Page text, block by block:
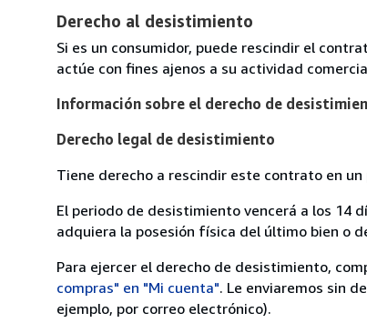
Derecho al desistimiento
Si es un consumidor, puede rescindir el
actúe con fines ajenos a su actividad
Información sobre el derecho de
Derecho legal de desistimiento
Tiene derecho a rescindir este contrato en
El periodo de desistimiento vencerá a los 14
adquiera la posesión física del último bien o
Para ejercer el derecho de desistimiento,
compras" en "Mi cuenta". Le enviaremos sin
ejemplo, por correo electrónico).